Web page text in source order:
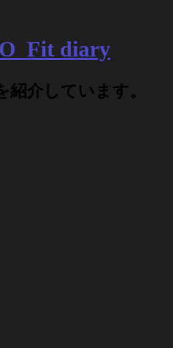
diary
介しています。